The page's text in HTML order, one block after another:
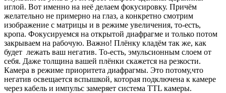
иглой. Вот именно на неё делаем фокусировку. Причём
желательно не примерно на глаз, а конкретно смотрим
изображение с матрицы и в режиме увеличения, то-есть,
кропа. Фокусируемся на открытой диафрагме и только потом
закрываем на рабочую. Важно! Плёнку кладём так же, как
будет лежать ваш негатив. То-есть, эмульсионным слоем от
себя. Даже толщина вашей плёнки скажется на резкости.
Камера в режиме приоритета диафрагмы. Это потому,что
негатив освещается вспышкой, которая подключена к камере
через кабель и импульс замеряет система TTL камеры.